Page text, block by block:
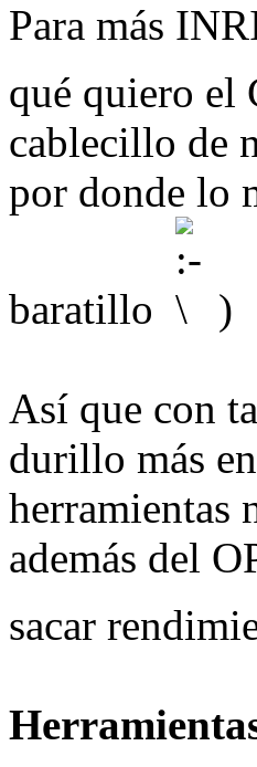
Para más
qué quiero el
cablecillo de
por donde lo
baratillo )
Así que con
durillo más
herramientas
además del
sacar